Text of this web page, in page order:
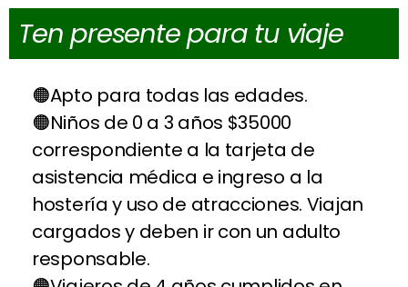
Ten presente para tu viaje
Apto para todas las edades.
Niños de 0 a 3 años $35000
correspondiente a la tarjeta de
asistencia médica e ingreso a la
hostería y uso de atracciones. Viajan
cargados y deben ir con un adulto
responsable.